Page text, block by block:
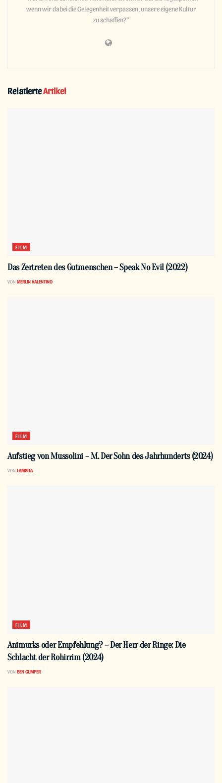
wenn wir dabei die Gelegenheit verpassen, unsere eigene Kultur
zu schaffen?"
RelatierteArtikel
FILM
Das Zertreten des Gutmenschen – Speak No Evil (2022)
VON MERLIN VALENTINO
FILM
Aufstieg von Mussolini – M. Der Sohn des Jahrhunderts (2024)
VON LAMBDA
FILM
Animurks oder Empfehlung? – Der Herr der Ringe: Die
Schlacht der Rohirrim (2024)
VON BEN GUMPER